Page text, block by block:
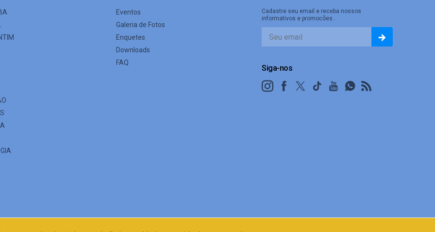
Eventos
Galeria de Fotos
Enquetes
Downloads
FAQ
Cadastre seu email e receba nossos
informativos e promocões .
Siga-nos